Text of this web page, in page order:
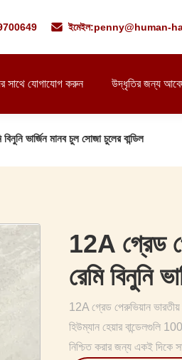
ইমেইল:penny@human-
সাথে যোগাযোগ করুন উদ্ধৃতির জন্য
ভার্জিন মানব চুল সোজা চুলের বান্ডিল
12A গ্রেড
রেমি বিনুনি
12A গ্রেড পেরুভিয়ান ভারতীয়
হিউম্যান হেয়ার বান্ডেলগুলি
নিশ্চিত করার জন্য একই দিকে